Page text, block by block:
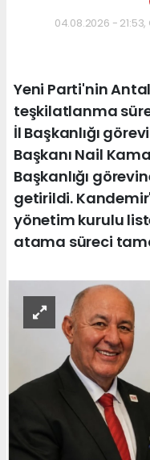
04.08.2026 -
Yeni Parti'nin
teşkilatlanma
İl Başkanlığı
Başkanı Nail
Başkanlığı
getirildi.
yönetim kurulu
atama süreci